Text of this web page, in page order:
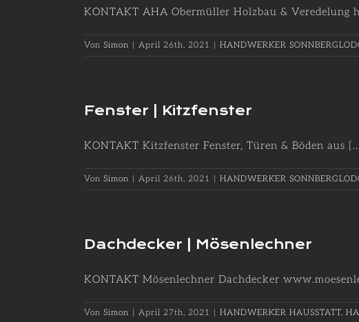
KONTAKT AHA Obermüller Holzbau & Veredelung
Von Simon April 26th, 2021 HANDWERKER
Fenster | Kitzfenster
KONTAKT Kitzfenster Fenster, Türen & Böden aus
Von Simon April 26th, 2021 HANDWERKER
Dachdecker | Mösenlechner
KONTAKT Mösenlechner Dachdecker
Von Simon April 27th, 2021 HANDWERKER HAUSSTATT,